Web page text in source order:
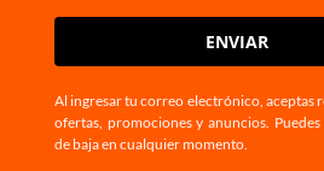
ENVIAR
Al ingresar tu correo electrónico, aceptas
ofertas, promociones y anuncios.
de baja en cualquier momento.